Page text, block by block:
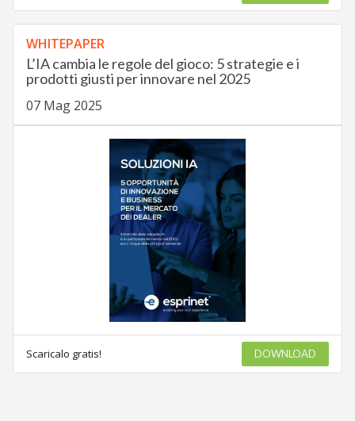
WHITEPAPER
L’IA cambia le regole del gioco: 5 strategie e i
prodotti giusti per innovare nel 2025
07 Mag 2025
Scaricalo gratis! DOWNLOAD